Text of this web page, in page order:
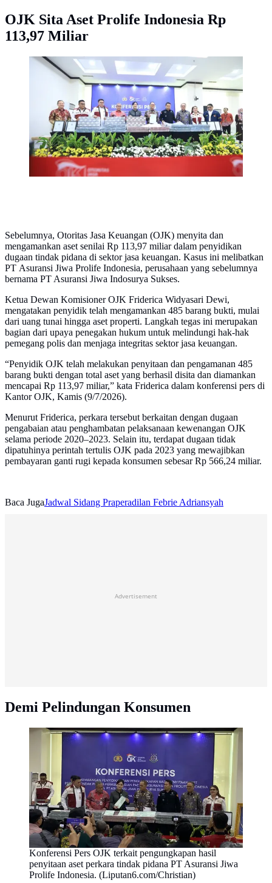
OJK Sita Aset Prolife Indonesia Rp
113,97 Miliar
Konferensi Pers perkembangan penyidikan dan
pengungkapan hasil penyitaan aset perkara tindak
pidana perasuransian PT Asuransi Jiwa Pro Life
Indonesia di kantor OJK, Jakarta, Kamis, (9/7/2026)
Sebelumnya, Otoritas Jasa Keuangan (OJK) menyita dan
mengamankan aset senilai Rp 113,97 miliar dalam penyidikan
dugaan tindak pidana di sektor jasa keuangan. Kasus ini melibatkan
PT Asuransi Jiwa Prolife Indonesia, perusahaan yang sebelumnya
bernama PT Asuransi Jiwa Indosurya Sukses.
Ketua Dewan Komisioner OJK Friderica Widyasari Dewi,
mengatakan penyidik telah mengamankan 485 barang bukti, mulai
dari uang tunai hingga aset properti. Langkah tegas ini merupakan
bagian dari upaya penegakan hukum untuk melindungi hak-hak
pemegang polis dan menjaga integritas sektor jasa keuangan.
“Penyidik OJK telah melakukan penyitaan dan pengamanan 485
barang bukti dengan total aset yang berhasil disita dan diamankan
mencapai Rp 113,97 miliar,” kata Friderica dalam konferensi pers di
Kantor OJK, Kamis (9/7/2026).
Menurut Friderica, perkara tersebut berkaitan dengan dugaan
pengabaian atau penghambatan pelaksanaan kewenangan OJK
selama periode 2020–2023. Selain itu, terdapat dugaan tidak
dipatuhinya perintah tertulis OJK pada 2023 yang mewajibkan
pembayaran ganti rugi kepada konsumen sebesar Rp 566,24 miliar.
Baca JugaJadwal Sidang Praperadilan Febrie Adriansyah
Advertisement
Demi Pelindungan Konsumen
Konferensi Pers OJK terkait pengungkapan hasil
penyitaan aset perkara tindak pidana PT Asuransi Jiwa
Prolife Indonesia. (Liputan6.com/Christian)